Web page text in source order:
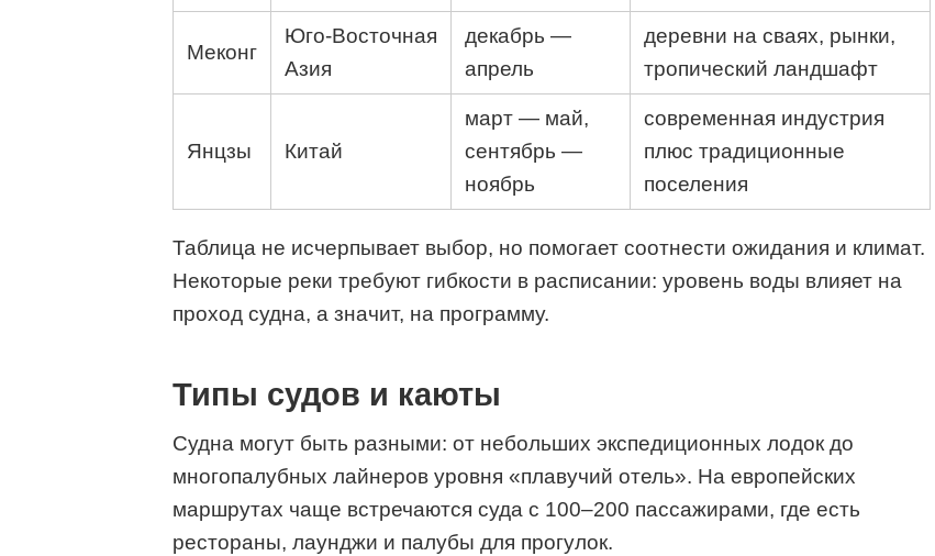
Меконг
Юго‑Восточная
Азия
декабрь —
апрель
деревни на сваях, рынки,
тропический ландшафт
Янцзы Китай
март — май,
сентябрь —
ноябрь
современная индустрия
плюс традиционные
поселения
Таблица не исчерпывает выбор, но помогает соотнести ожидания и климат.
Некоторые реки требуют гибкости в расписании: уровень воды влияет на
проход судна, а значит, на программу.
Типы судов и каюты
Судна могут быть разными: от небольших экспедиционных лодок до
многопалубных лайнеров уровня «плавучий отель». На европейских
маршрутах чаще встречаются суда с 100–200 пассажирами, где есть
рестораны, лаунджи и палубы для прогулок.